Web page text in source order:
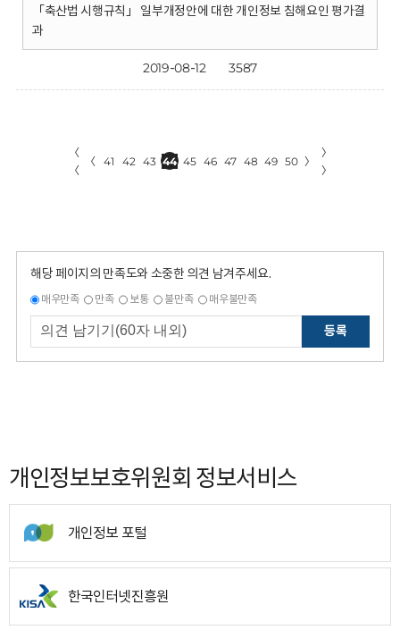
「축산법 시행규칙」 일부개정안에 대한 개인정보 침해요인 평가결
과
2019-08-12 3587
〈
〈
〈 41 42 43 44 45 46 47 48 49 50 〉
〉
〉
해당 페이지의 만족도와 소중한 의견 남겨주세요.
매우만족 만족 보통 불만족 매우불만족
등록
개인정보보호위원회 정보서비스
개인정보 포털
한국인터넷진흥원